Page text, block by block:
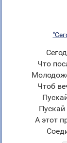
Что
Чтоб
А этот